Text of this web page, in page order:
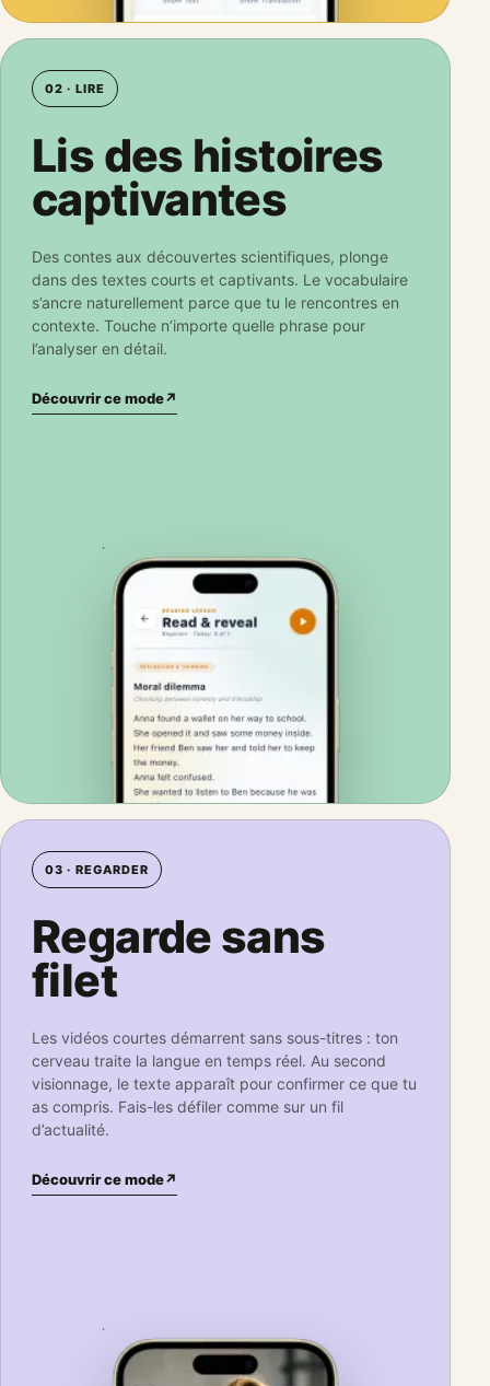
02 · LIRE
Lis des histoires
captivantes
Des contes aux découvertes scientifiques, plonge
dans des textes courts et captivants. Le vocabulaire
s’ancre naturellement parce que tu le rencontres en
contexte. Touche n’importe quelle phrase pour
l’analyser en détail.
Découvrir ce mode↗
03 · REGARDER
Regarde sans
filet
Les vidéos courtes démarrent sans sous-titres : ton
cerveau traite la langue en temps réel. Au second
visionnage, le texte apparaît pour confirmer ce que tu
as compris. Fais-les défiler comme sur un fil
d’actualité.
Découvrir ce mode↗